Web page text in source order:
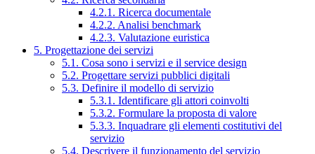
4.2.1. Ricerca documentale
4.2.2. Analisi benchmark
4.2.3. Valutazione euristica
5. Progettazione dei servizi
5.1. Cosa sono i servizi e il service design
5.2. Progettare servizi pubblici digitali
5.3. Definire il modello di servizio
5.3.1. Identificare gli attori coinvolti
5.3.2. Formulare la proposta di valore
5.3.3. Inquadrare gli elementi costitutivi del
servizio
5.4. Descrivere il funzionamento del servizio